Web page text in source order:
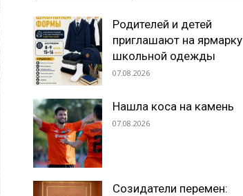
Родителей и детей
приглашают на ярмарку
школьной одежды
07.08.2026
Нашла коса на камень
07.08.2026
Созидатели перемен: